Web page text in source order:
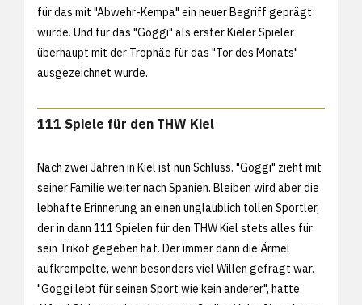
für das mit "Abwehr-Kempa" ein neuer Begriff geprägt
wurde. Und für das "Goggi" als erster Kieler Spieler
überhaupt mit der Trophäe für das "Tor des Monats"
ausgezeichnet wurde.
111 Spiele für den THW Kiel
Nach zwei Jahren in Kiel ist nun Schluss. "Goggi" zieht mit
seiner Familie weiter nach Spanien. Bleiben wird aber die
lebhafte Erinnerung an einen unglaublich tollen Sportler,
der in dann 111 Spielen für den THW Kiel stets alles für
sein Trikot gegeben hat. Der immer dann die Ärmel
aufkrempelte, wenn besonders viel Willen gefragt war.
"Goggi lebt für seinen Sport wie kein anderer", hatte